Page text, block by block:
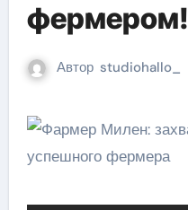
фермером!
Автор studiohallo_